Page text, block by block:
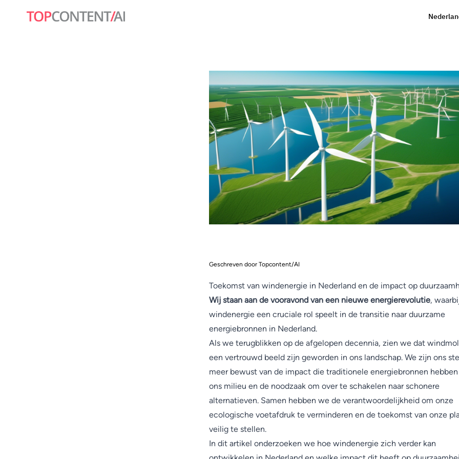
Geschreven door Topcontent/AI
Toekomst van windenergie in Nederland en de impact op
Wij staan aan de vooravond van een nieuwe energierevolutie,
windenergie een cruciale rol speelt in de transitie naar duurzame
energiebronnen in Nederland.
Als we terugblikken op de afgelopen decennia, zien we dat
een vertrouwd beeld zijn geworden in ons landschap. We zijn ons
meer bewust van de impact die traditionele energiebronnen
ons milieu en de noodzaak om over te schakelen naar schonere
alternatieven. Samen hebben we de verantwoordelijkheid om onze
ecologische voetafdruk te verminderen en de toekomst van onze
veilig te stellen.
In dit artikel onderzoeken we hoe windenergie zich verder kan